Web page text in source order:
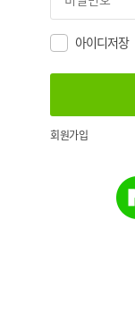
아이디저장
회원가입